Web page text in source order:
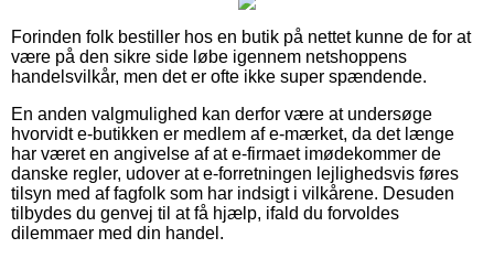
Forinden folk bestiller hos en butik på nettet kunne de for at
være på den sikre side løbe igennem netshoppens
handelsvilkår, men det er ofte ikke super spændende.
En anden valgmulighed kan derfor være at undersøge
hvorvidt e-butikken er medlem af e-mærket, da det længe
har været en angivelse af at e-firmaet imødekommer de
danske regler, udover at e-forretningen lejlighedsvis føres
tilsyn med af fagfolk som har indsigt i vilkårene. Desuden
tilbydes du genvej til at få hjælp, ifald du forvoldes
dilemmaer med din handel.